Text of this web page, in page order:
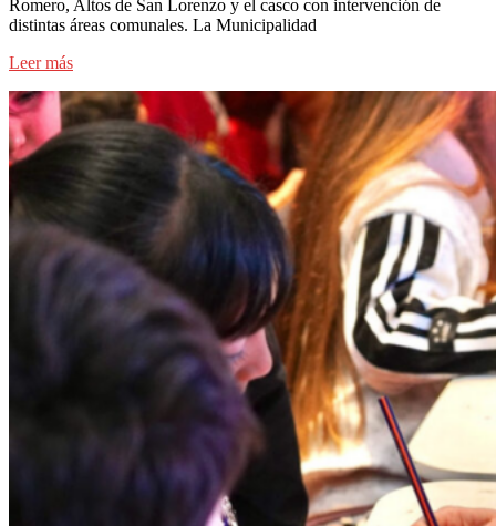
Romero, Altos de San Lorenzo y el casco con intervención de
distintas áreas comunales. La Municipalidad
Leer más